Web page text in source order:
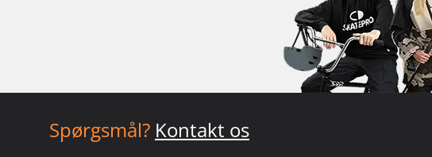
Spørgsmål? Kontakt os